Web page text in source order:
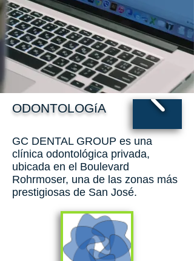
ODONTOLOGíA
GC DENTAL GROUP es una
clínica odontológica privada,
ubicada en el Boulevard
Rohrmoser, una de las zonas más
prestigiosas de San José.